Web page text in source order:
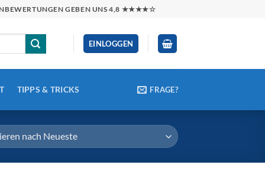
GEBEN UNS 4,8 ★★★★☆
EINLOGGEN
TIPPS & TRICKS FRAGE?